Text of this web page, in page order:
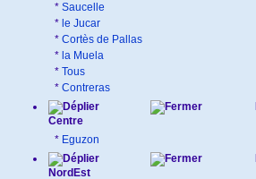
* Saucelle
* le Jucar
* Cortès de Pallas
* la Muela
* Tous
* Contreras
Centre
* Eguzon
NordEst